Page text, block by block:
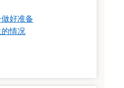
好准备
情况